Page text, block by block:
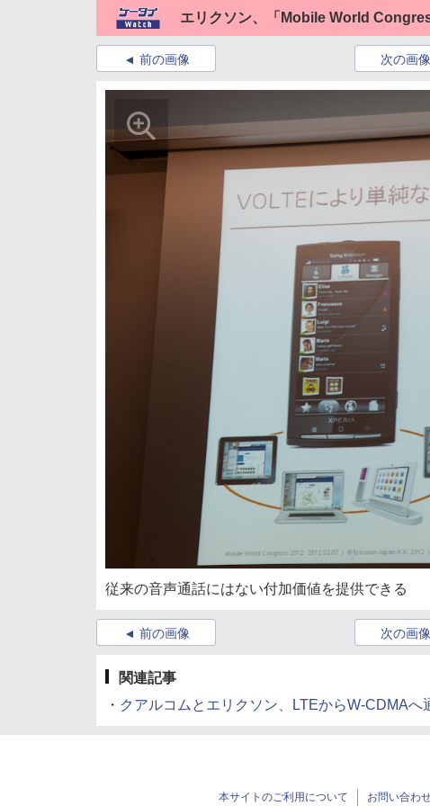
エリクソン、「Mobile World
前の画像 次の画像
従来の音声通話にはない付加価値を提供できる
前の画像 次の画像
関連記事
・ クアルコムとエリクソン、LTEからW-CDMAへ
本サイトのご利用について お問い合わ